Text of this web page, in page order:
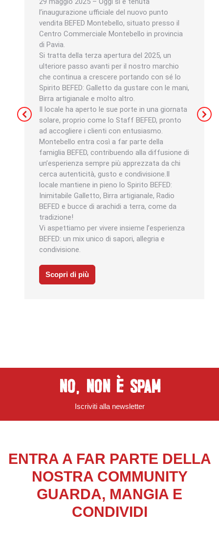
l’inaugurazione ufficiale del nuovo punto
vendita BEFED Montebello, situato presso il
Centro Commerciale Montebello in provincia
di Pavia.
Si tratta della terza apertura del 2025, un
ulteriore passo avanti per il nostro marchio
che continua a crescere portando con sé lo
Spirito BEFED: Galletto da gustare con le mani,
Birra artigianale e molto altro.
Il locale ha aperto le sue porte in una giornata
solare, proprio come lo Staff BEFED, pronto
ad accogliere i clienti con entusiasmo.
Montebello entra così a far parte della
famiglia BEFED, contribuendo alla diffusione di
un’esperienza sempre più apprezzata da chi
cerca autenticità, gusto e condivisione.Il
locale mantiene in pieno lo Spirito BEFED:
Inimitabile Galletto, Birra artigianale, Radio
BEFED e bucce di arachidi a terra, come da
tradizione!
Vi aspettiamo per vivere insieme l’esperienza
BEFED: un mix unico di sapori, allegria e
condivisione.
Scopri di più
NO, NON è SPAM
Iscriviti alla newsletter
ENTRA A FAR PARTE DELLA
NOSTRA COMMUNITY
GUARDA, MANGIA E
CONDIVIDI